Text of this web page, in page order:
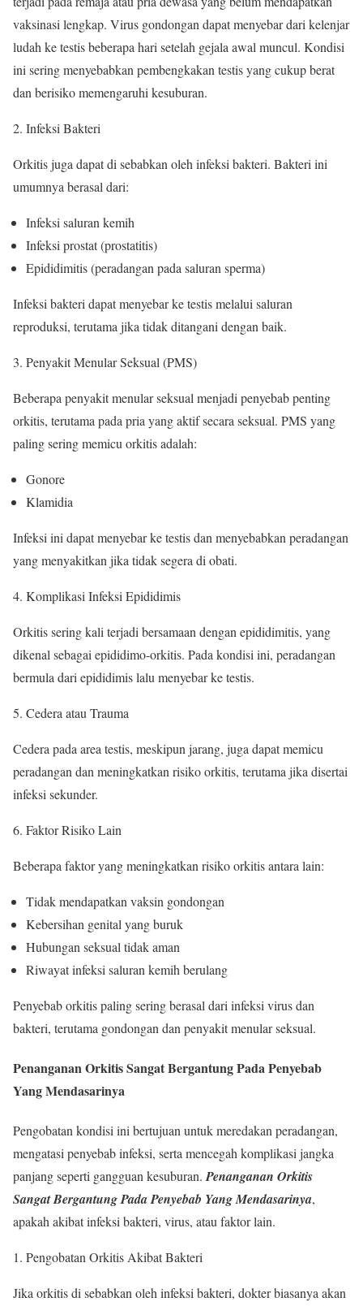
vaksinasi lengkap. Virus gondongan dapat menyebar dari kelenjar
ludah ke testis beberapa hari setelah gejala awal muncul. Kondisi
ini sering menyebabkan pembengkakan testis yang cukup berat
dan berisiko memengaruhi kesuburan.
Infeksi Bakteri
Orkitis juga dapat di sebabkan oleh infeksi bakteri. Bakteri ini
umumnya berasal dari:
Infeksi saluran kemih
Infeksi prostat (prostatitis)
Epididimitis (peradangan pada saluran sperma)
Infeksi bakteri dapat menyebar ke testis melalui saluran
reproduksi, terutama jika tidak ditangani dengan baik.
Penyakit Menular Seksual (PMS)
Beberapa penyakit menular seksual menjadi penyebab penting
orkitis, terutama pada pria yang aktif secara seksual. PMS yang
paling sering memicu orkitis adalah:
Gonore
Klamidia
Infeksi ini dapat menyebar ke testis dan menyebabkan peradangan
yang menyakitkan jika tidak segera di obati.
Komplikasi Infeksi Epididimis
Orkitis sering kali terjadi bersamaan dengan epididimitis, yang
dikenal sebagai epididimo-orkitis. Pada kondisi ini, peradangan
bermula dari epididimis lalu menyebar ke testis.
Cedera atau Trauma
Cedera pada area testis, meskipun jarang, juga dapat memicu
peradangan dan meningkatkan risiko orkitis, terutama jika disertai
infeksi sekunder.
Faktor Risiko Lain
Beberapa faktor yang meningkatkan risiko orkitis antara lain:
Tidak mendapatkan vaksin gondongan
Kebersihan genital yang buruk
Hubungan seksual tidak aman
Riwayat infeksi saluran kemih berulang
Penyebab orkitis paling sering berasal dari infeksi virus dan
bakteri, terutama gondongan dan penyakit menular seksual.
Penanganan Orkitis Sangat Bergantung Pada Penyebab
Yang Mendasarinya
Pengobatan kondisi ini bertujuan untuk meredakan peradangan,
mengatasi penyebab infeksi, serta mencegah komplikasi jangka
panjang seperti gangguan kesuburan.Penanganan Orkitis
Sangat Bergantung Pada Penyebab Yang Mendasarinya,
apakah akibat infeksi bakteri, virus, atau faktor lain.
Pengobatan Orkitis Akibat Bakteri
Jika orkitis di sebabkan oleh infeksi bakteri, dokter biasanya akan